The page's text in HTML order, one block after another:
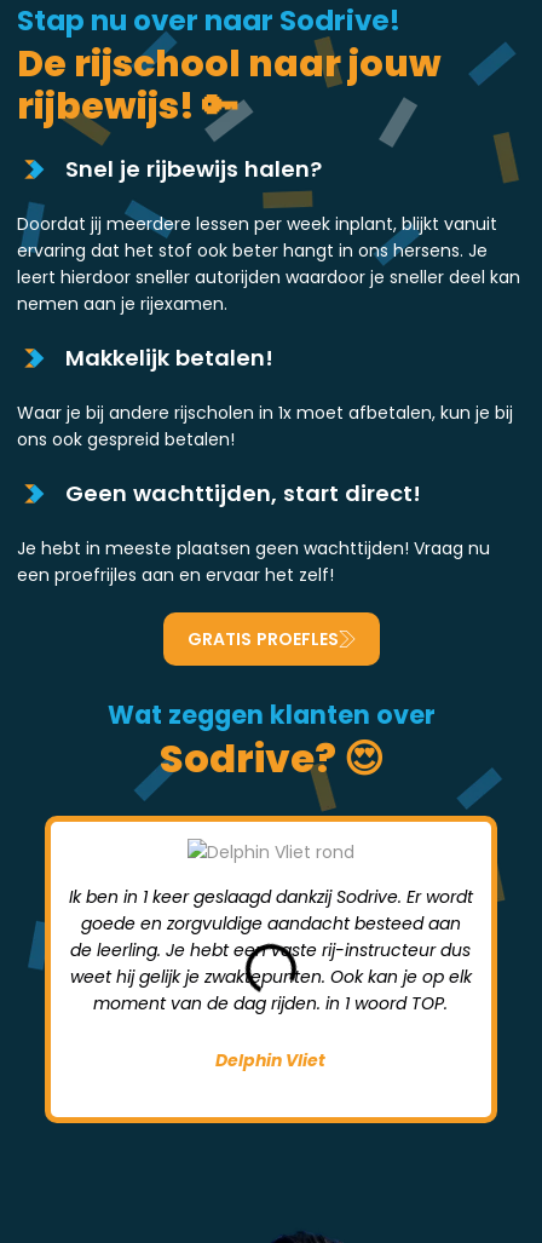
Stap nu over naar Sodrive!
De rijschool naar jouw
rijbewijs! 🔑
Snel je rijbewijs halen?
Doordat jij meerdere lessen per week inplant, blijkt vanuit
ervaring dat het stof ook beter hangt in ons hersens. Je
leert hierdoor sneller autorijden waardoor je sneller deel kan
nemen aan je rijexamen.
Makkelijk betalen!
Waar je bij andere rijscholen in 1x moet afbetalen, kun je bij
ons ook gespreid betalen!
Geen wachttijden, start direct!
Je hebt in meeste plaatsen geen wachttijden! Vraag nu
een proefrijles aan en ervaar het zelf!
GRATIS PROEFLES
Wat zeggen klanten over
Sodrive? 😍
Ik ben in 1 keer geslaagd dankzij Sodrive. Er wordt
goede en zorgvuldige aandacht besteed aan
de leerling. Je hebt een vaste rij-instructeur dus
weet hij gelijk je zwaktepunten. Ook kan je op elk
moment van de dag rijden. in 1 woord TOP.
Delphin Vliet